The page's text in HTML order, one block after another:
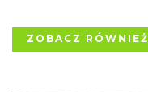
ZOBACZ RÓWNIEŻ